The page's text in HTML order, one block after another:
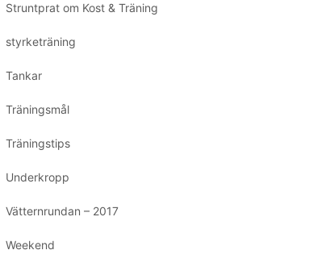
Struntprat om Kost & Träning
styrketräning
Tankar
Träningsmål
Träningstips
Underkropp
Vätternrundan – 2017
Weekend